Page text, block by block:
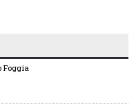
Foggia